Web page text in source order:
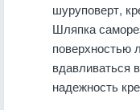
шуруповерт,
Шляпка
поверхностью
вдавливаться
надежность